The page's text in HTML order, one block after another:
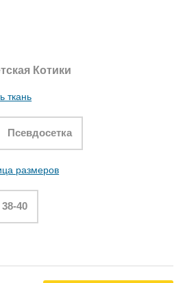
Котики
ткань
Псевдосетка
размеров
38-40